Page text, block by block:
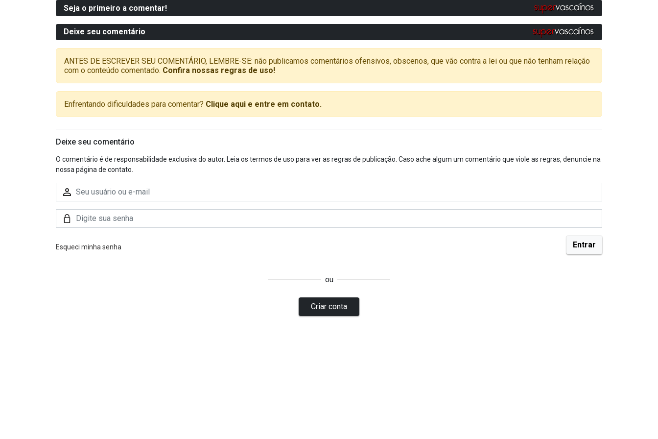
Seja o primeiro a comentar!
Deixe seu comentário
ANTES DE ESCREVER SEU COMENTÁRIO, LEMBRE-SE: não publicamos comentários ofensivos, obscenos, que vão contra a lei ou que não tenham relação
com o conteúdo comentado. Confira nossas regras de uso!
Enfrentando dificuldades para comentar? Clique aqui e entre em contato.
Deixe seu comentário
O comentário é de responsabilidade exclusiva do autor. Leia os termos de uso para ver as regras de publicação. Caso ache algum um comentário que viole as regras, denuncie na
nossa página de contato.
Esqueci minha senha
ou
Criar conta